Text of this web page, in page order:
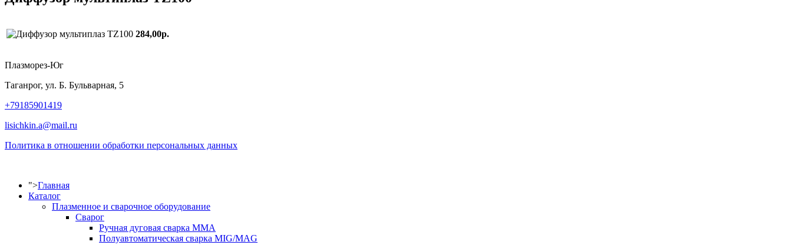
284,00р.
Плазморез-Юг
Таганрог, ул. Б. Бульварная, 5
+79185901419
lisichkin.a@mail.ru
Политика в отношении обработки персональных данных
">Главная
Каталог
Плазменное и сварочное оборудование
Сварог
Ручная дуговая сварка MMA
Полуавтоматическая сварка MIG/MAG